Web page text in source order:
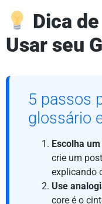
Dica
Usar seu
5 passos
glossário
Escolha
crie um
explicando
Use
core é o